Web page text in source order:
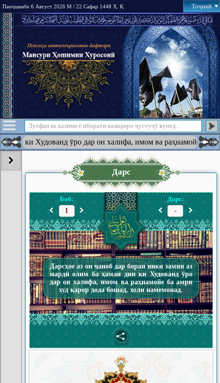
Панҷшанбе 6 Август 2026 М / 22 Сафар 1448 Ҳ. Қ Тоҷикӣ
ки Худованд ӯро дар он халифа, имом ва раҳнамойе ба
Дарс
Боб: Дарс:
Дарсҳое аз он ҷаноб дар бораи инки замин аз
мардӣ олим ба ҳамаи дин ки Худованд ӯро
дар он халифа, имом ва раҳнамойе ба амри
худ қарор дода бошад, холи намемонад.